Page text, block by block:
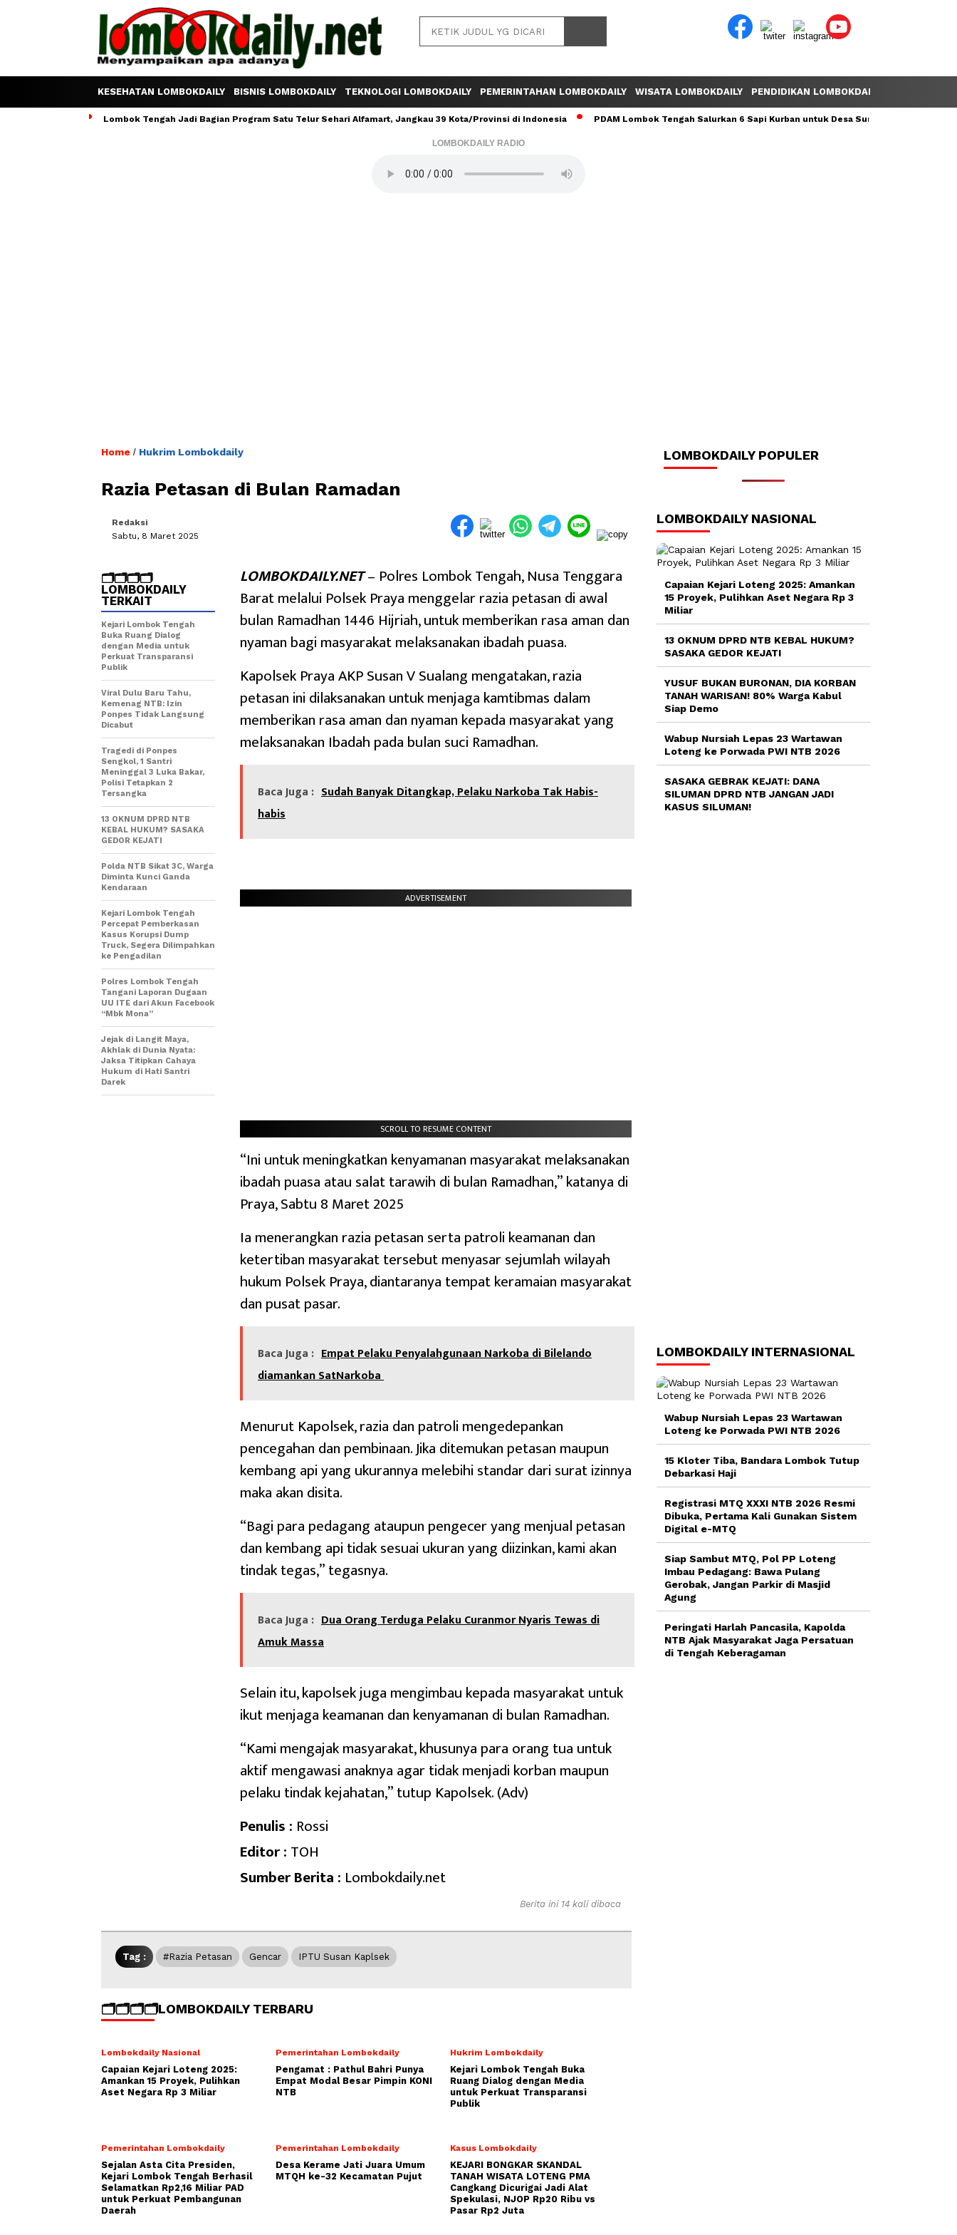
KESEHATAN LOMBOKDAILY BISNIS LOMBOKDAILY TEKNOLOGI LOMBOKDAILY PEMERINTAHAN LOMBOKDAILY WISATA LOMBOKDAILY PENDIDIKAN LOMBOKDAILY
Lombok Tengah Jadi Bagian Program Satu Telur Sehari Alfamart, Jangkau 39 Kota/Provinsi di Indonesia PDAM Lombok Tengah Salurkan 6 Sapi Kurban untuk Desa Sumber Mata Air
LOMBOKDAILY RADIO
Home / Hukrim Lombokdaily
Razia Petasan di Bulan Ramadan
Redaksi
Sabtu, 8 Maret 2025
LOMBOKDAILY.NET– Polres Lombok Tengah, Nusa Tenggara
Barat melalui Polsek Praya menggelar razia petasan di awal
bulan Ramadhan 1446 Hijriah, untuk memberikan rasa aman dan
nyaman bagi masyarakat melaksanakan ibadah puasa.
Kapolsek Praya AKP Susan V Sualang mengatakan, razia
petasan ini dilaksanakan untuk menjaga kamtibmas dalam
memberikan rasa aman dan nyaman kepada masyarakat yang
melaksanakan Ibadah pada bulan suci Ramadhan.
Baca Juga : Sudah Banyak Ditangkap, Pelaku Narkoba Tak Habis-
habis
ADVERTISEMENT
SCROLL TO RESUME CONTENT
“Ini untuk meningkatkan kenyamanan masyarakat melaksanakan
ibadah puasa atau salat tarawih di bulan Ramadhan,” katanya di
Praya, Sabtu 8 Maret 2025
Ia menerangkan razia petasan serta patroli keamanan dan
ketertiban masyarakat tersebut menyasar sejumlah wilayah
hukum Polsek Praya, diantaranya tempat keramaian masyarakat
dan pusat pasar.
Baca Juga : Empat Pelaku Penyalahgunaan Narkoba di Bilelando
diamankan SatNarkoba
Menurut Kapolsek, razia dan patroli mengedepankan
pencegahan dan pembinaan. Jika ditemukan petasan maupun
kembang api yang ukurannya melebihi standar dari surat izinnya
maka akan disita.
“Bagi para pedagang ataupun pengecer yang menjual petasan
dan kembang api tidak sesuai ukuran yang diizinkan, kami akan
tindak tegas,” tegasnya.
Baca Juga : Dua Orang Terduga Pelaku Curanmor Nyaris Tewas di
Amuk Massa
Selain itu, kapolsek juga mengimbau kepada masyarakat untuk
ikut menjaga keamanan dan kenyamanan di bulan Ramadhan.
“Kami mengajak masyarakat, khusunya para orang tua untuk
aktif mengawasi anaknya agar tidak menjadi korban maupun
pelaku tindak kejahatan,” tutup Kapolsek. (Adv)
Penulis : Rossi
Editor : TOH
Sumber Berita : Lombokdaily.net
🗂️🗂️🗂️🗂️
LOMBOKDAILY
TERKAIT
Kejari Lombok Tengah
Buka Ruang Dialog
dengan Media untuk
Perkuat Transparansi
Publik
Viral Dulu Baru Tahu,
Kemenag NTB: Izin
Ponpes Tidak Langsung
Dicabut
Tragedi di Ponpes
Sengkol, 1 Santri
Meninggal 3 Luka Bakar,
Polisi Tetapkan 2
Tersangka
13 OKNUM DPRD NTB
KEBAL HUKUM? SASAKA
GEDOR KEJATI
Polda NTB Sikat 3C, Warga
Diminta Kunci Ganda
Kendaraan
Kejari Lombok Tengah
Percepat Pemberkasan
Kasus Korupsi Dump
Truck, Segera Dilimpahkan
ke Pengadilan
Polres Lombok Tengah
Tangani Laporan Dugaan
UU ITE dari Akun Facebook
“Mbk Mona”
Jejak di Langit Maya,
Akhlak di Dunia Nyata:
Jaksa Titipkan Cahaya
Hukum di Hati Santri
Darek
Berita ini 14 kali dibaca
Tag : #Razia Petasan Gencar IPTU Susan Kaplsek
🗂️🗂️🗂️🗂️LOMBOKDAILY TERBARU
Lombokdaily Nasional
Capaian Kejari Loteng 2025:
Amankan 15 Proyek, Pulihkan
Aset Negara Rp 3 Miliar
Pemerintahan Lombokdaily
Pengamat : Pathul Bahri Punya
Empat Modal Besar Pimpin KONI
NTB
Hukrim Lombokdaily
Kejari Lombok Tengah Buka
Ruang Dialog dengan Media
untuk Perkuat Transparansi
Publik
Pemerintahan Lombokdaily
Sejalan Asta Cita Presiden,
Kejari Lombok Tengah Berhasil
Selamatkan Rp2,16 Miliar PAD
untuk Perkuat Pembangunan
Daerah
Pemerintahan Lombokdaily
Desa Kerame Jati Juara Umum
MTQH ke-32 Kecamatan Pujut
Kasus Lombokdaily
KEJARI BONGKAR SKANDAL
TANAH WISATA LOTENG PMA
Cangkang Dicurigai Jadi Alat
Spekulasi, NJOP Rp20 Ribu vs
Pasar Rp2 Juta
LOMBOKDAILY POPULER
LOMBOKDAILY NASIONAL
Capaian Kejari Loteng 2025: Amankan
15 Proyek, Pulihkan Aset Negara Rp 3
Miliar
13 OKNUM DPRD NTB KEBAL HUKUM?
SASAKA GEDOR KEJATI
YUSUF BUKAN BURONAN, DIA KORBAN
TANAH WARISAN! 80% Warga Kabul
Siap Demo
Wabup Nursiah Lepas 23 Wartawan
Loteng ke Porwada PWI NTB 2026
SASAKA GEBRAK KEJATI: DANA
SILUMAN DPRD NTB JANGAN JADI
KASUS SILUMAN!
LOMBOKDAILY INTERNASIONAL
Wabup Nursiah Lepas 23 Wartawan
Loteng ke Porwada PWI NTB 2026
15 Kloter Tiba, Bandara Lombok Tutup
Debarkasi Haji
Registrasi MTQ XXXI NTB 2026 Resmi
Dibuka, Pertama Kali Gunakan Sistem
Digital e-MTQ
Siap Sambut MTQ, Pol PP Loteng
Imbau Pedagang: Bawa Pulang
Gerobak, Jangan Parkir di Masjid
Agung
Peringati Harlah Pancasila, Kapolda
NTB Ajak Masyarakat Jaga Persatuan
di Tengah Keberagaman